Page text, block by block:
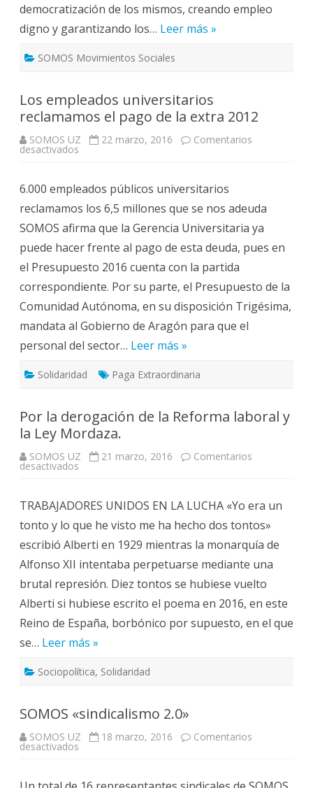
democratización de los mismos, creando empleo
digno y garantizando los… Leer más »
SOMOS Movimientos Sociales
Los empleados universitarios
reclamamos el pago de la extra 2012
SOMOS UZ 22 marzo, 2016 Comentarios
desactivados
reclamamos
el
pago
de
la
extra
2012
6.000 empleados públicos universitarios
reclamamos los 6,5 millones que se nos adeuda
SOMOS afirma que la Gerencia Universitaria ya
puede hacer frente al pago de esta deuda, pues en
el Presupuesto 2016 cuenta con la partida
correspondiente. Por su parte, el Presupuesto de la
Comunidad Autónoma, en su disposición Trigésima,
mandata al Gobierno de Aragón para que el
personal del sector… Leer más »
Solidaridad Paga Extraordinaria
Por la derogación de la Reforma laboral y
la Ley Mordaza.
SOMOS UZ 21 marzo, 2016 Comentarios
desactivados
de
la
Reforma
laboral
y
la
Ley
Mordaza.
TRABAJADORES UNIDOS EN LA LUCHA «Yo era un
tonto y lo que he visto me ha hecho dos tontos»
escribió Alberti en 1929 mientras la monarquía de
Alfonso XII intentaba perpetuarse mediante una
brutal represión. Diez tontos se hubiese vuelto
Alberti si hubiese escrito el poema en 2016, en este
Reino de España, borbónico por supuesto, en el que
se… Leer más »
Sociopolítica, Solidaridad
SOMOS «sindicalismo 2.0»
SOMOS UZ 18 marzo, 2016 Comentarios
desactivados